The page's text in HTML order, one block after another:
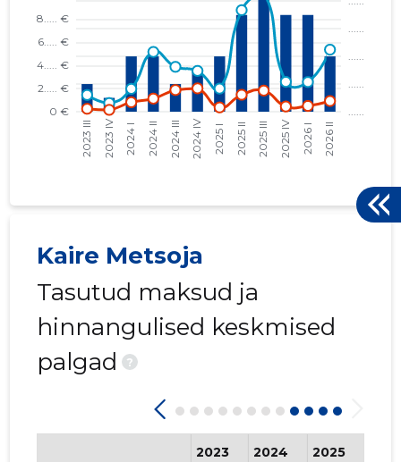
Kaire Metsoja
Tasutud maksud ja
hinnangulised keskmised
palgad
?
2023 2024 2025